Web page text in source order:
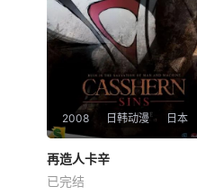
&amp;nbsp; &amp;nbsp; &a
mp;nbsp;
2008 日韩动漫 日本
再造人卡辛
古谷彻
再造人卡辛
已完结